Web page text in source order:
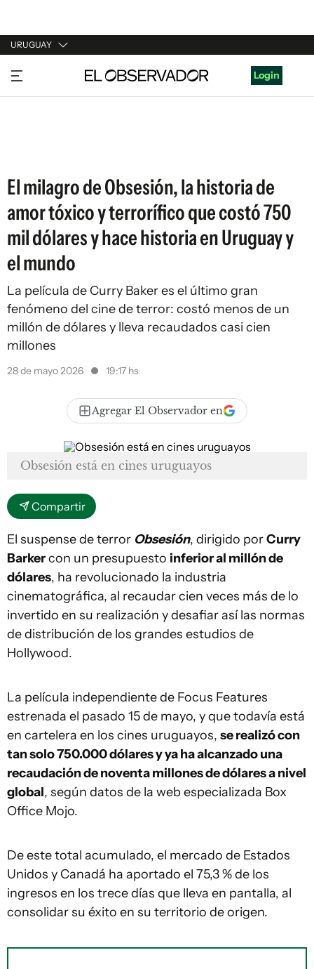
URUGUAY
URUGUAY
ARGENTINA
Login
El milagro de Obsesión, la historia de
amor tóxico y terrorífico que costó 750
mil dólares y hace historia en Uruguay y
el mundo
La película de Curry Baker es el último gran
fenómeno del cine de terror: costó menos de un
millón de dólares y lleva recaudados casi cien
millones
28 de mayo 2026 19:17 hs
Agregar El Observador en
Obsesión está en cines uruguayos
Compartir
El suspense de terror Obsesión, dirigido porCurry
Barkercon un presupuesto inferior al millón de
dólares, ha revolucionado la industria
cinematográfica, al recaudar cien veces más de lo
invertido en su realización y desafiar así las normas
de distribución de los grandes estudios de
Hollywood.
La película independiente de Focus Features
estrenada el pasado 15 de mayo, y que todavía está
en cartelera en los cines uruguayos, se realizó con
tan solo 750.000 dólares y ya ha alcanzado una
recaudación de noventa millones de dólares a nivel
global, según datos de la web especializada Box
Office Mojo.
De este total acumulado, el mercado de Estados
Unidos y Canadá ha aportado el 75,3 % de los
ingresos en los trece días que lleva en pantalla, al
consolidar su éxito en su territorio de origen.